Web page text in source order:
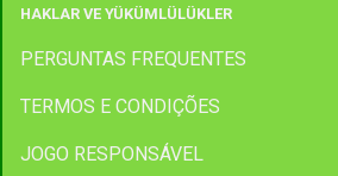
HAKLAR VE YÜKÜMLÜLÜKLER
PERGUNTAS FREQUENTES
TERMOS E CONDIÇÕES
JOGO RESPONSÁVEL